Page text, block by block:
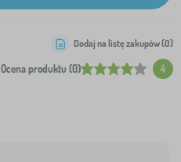
Ocena produktu (0) 4
Dodaj na listę zakupów (0)